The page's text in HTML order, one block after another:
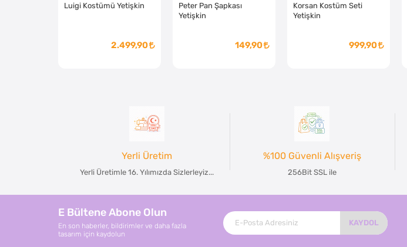
Luigi Kostümü Yetişkin
2.499,90
Peter Pan Şapkası
Yetişkin
149,90
Korsan Kostüm Seti
Yetişkin
999,90
Yerli Üretim
Yerli Üretimle 16. Yılımızda Sizlerleyiz...
%100 Güvenli Alışveriş
256Bit SSL ile
E Bültene Abone Olun
En son haberler, bildirimler ve daha fazla
tasarım için kaydolun
KAYDOL